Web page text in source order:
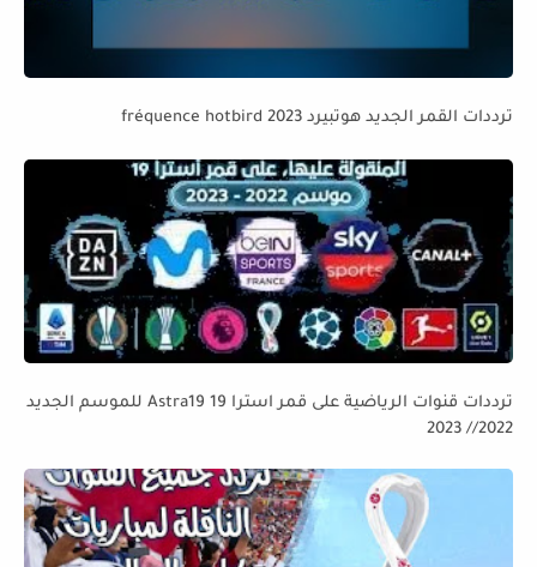
ترددات القمر الجديد هوتبيرد fréquence hotbird 2023
ترددات قنوات الرياضية على قمر استرا 19 Astra19 للموسم الجديد
2022// 2023